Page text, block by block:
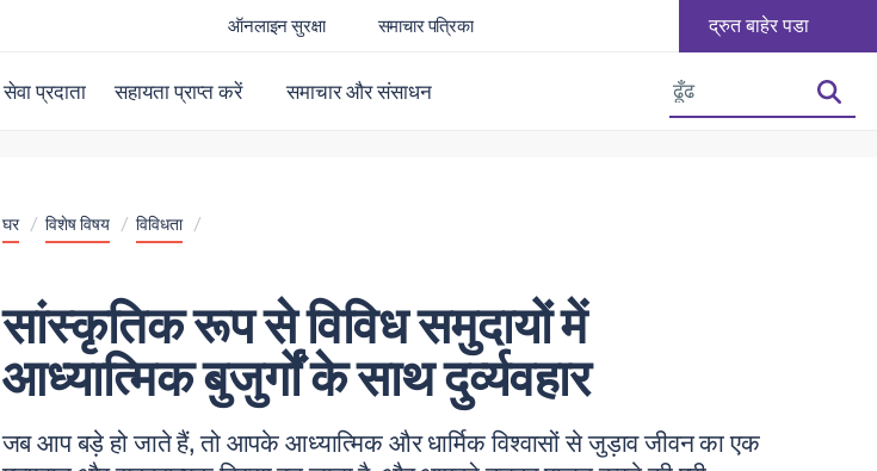
ऑनलाइन सुरक्षा समाचार पत्रिका द्रुत बाहेर पडा
सेवा प्रदाता सहायता प्राप्त करें समाचार और संसाधन
घर / विशेष विषय / विविधता /
सांस्कृतिक रूप से विविध समुदायों में
आध्यात्मिक बुजुर्गों के साथ दुर्व्यवहार
जब आप बड़े हो जाते हैं, तो आपके आध्यात्मिक और धार्मिक विश्वासों से जुड़ाव जीवन का एक